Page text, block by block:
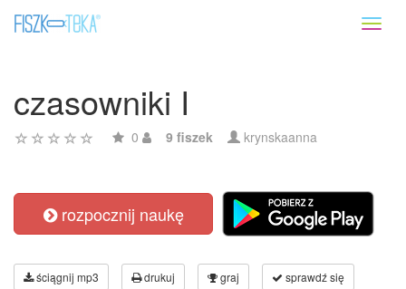
czasowniki I
0 9 fiszek krynskaanna
rozpocznij naukę
ściągnij mp3 drukuj graj sprawdź się